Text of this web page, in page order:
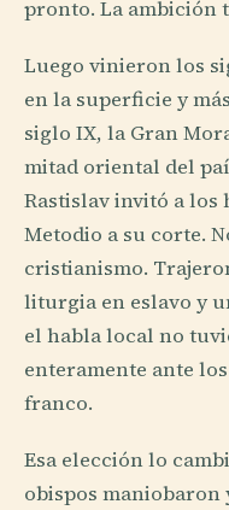
pronto. La ambición
Luego vinieron los
en la superficie y
siglo IX, la Gran
mitad oriental del
Rastislav invitó a
Metodio a su corte.
cristianismo.
liturgia en eslavo y
el habla local no
enteramente ante
franco.
Esa elección lo
obispos maniobaron